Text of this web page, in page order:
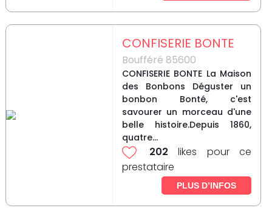
CONFISERIE BONTE
Boufféré 85600
CONFISERIE BONTE La Maison
des Bonbons Déguster un
bonbon Bonté, c'est
savourer un morceau d'une
belle histoire.Depuis 1860,
quatre...
202 likes pour ce
prestataire
PLUS D’INFOS